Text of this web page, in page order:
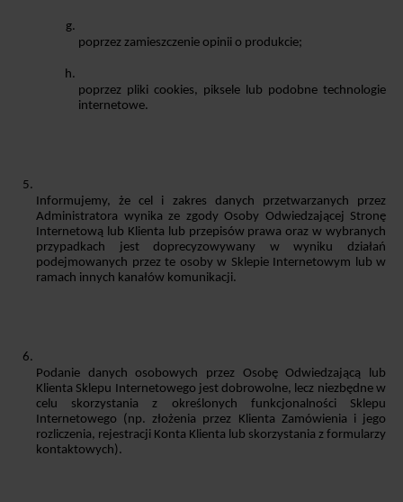
poprzez zamieszczenie opinii o produkcie;
poprzez pliki cookies, piksele lub podobne technologie
internetowe.
Informujemy, że cel i zakres danych przetwarzanych przez
Administratora wynika ze zgody Osoby Odwiedzającej Stronę
Internetową lub Klienta lub przepisów prawa oraz w wybranych
przypadkach jest doprecyzowywany w wyniku działań
podejmowanych przez te osoby w Sklepie Internetowym lub w
ramach innych kanałów komunikacji.
Podanie danych osobowych przez Osobę Odwiedzającą lub
Klienta Sklepu Internetowego jest dobrowolne, lecz niezbędne w
celu skorzystania z określonych funkcjonalności Sklepu
Internetowego (np. złożenia przez Klienta Zamówienia i jego
rozliczenia, rejestracji Konta Klienta lub skorzystania z formularzy
kontaktowych).